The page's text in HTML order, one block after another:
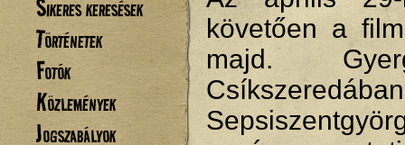
Sikeres keresések
Történetek
Fotók
Közlemények
Jogszabályok
követően a
majd.